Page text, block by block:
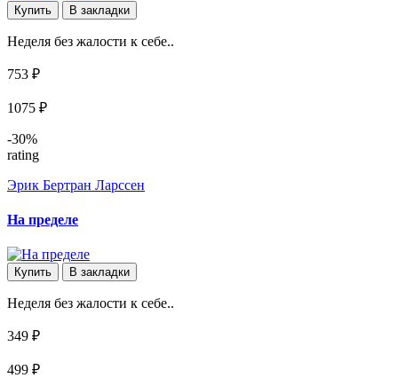
Купить В закладки
Неделя без жалости к себе..
753 ₽
1075 ₽
-30%
rating
Эрик Бертран Ларссен
На пределе
Купить В закладки
Неделя без жалости к себе..
349 ₽
499 ₽